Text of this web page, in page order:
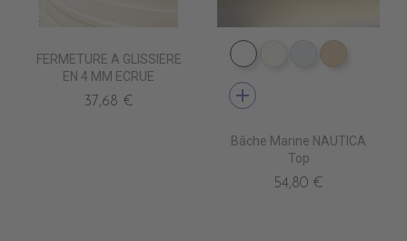
FERMETURE A GLISSIERE
EN 4 MM ECRUE
37,68 €
PE4210 BLANC
PE4220 CREME
PE4240 GRIS
add
Bâche Marine NAUTICA
Top
54,80 €